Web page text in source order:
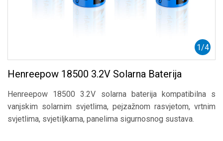
1/4
Henreepow 18500 3.2V Solarna Baterija
Henreepow 18500 3.2V solarna baterija kompatibilna s
vanjskim solarnim svjetlima, pejzažnom rasvjetom, vrtnim
svjetlima, svjetiljkama, panelima sigurnosnog sustava.